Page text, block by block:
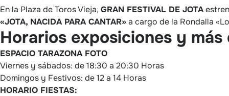
En la Plaza de Toros Vieja, GRAN FESTIVAL DE JOTA
«JOTA, NACIDA PARA CANTAR»a cargo de la Rondalla
Horarios exposiciones y más
ESPACIO TARAZONA FOTO
Viernes y sábados: de 18:30 a 20:30 Horas
Domingos y Festivos: de 12 a 14 Horas
HORARIO FIESTAS: